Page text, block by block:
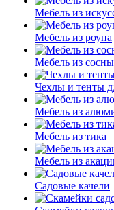
Мебель из
Мебель из роупа
Мебель из сосны
Чехлы и тенты
Мебель из
Мебель из тика
Мебель из
Садовые качели